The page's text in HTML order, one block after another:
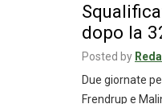
dopo la
Posted by
Due giornate
Frendrup e